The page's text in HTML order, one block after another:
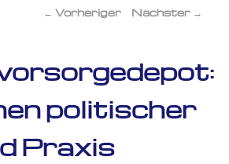
Beitragsnavigation
← Vorheriger Nächster →
politischer
Praxis